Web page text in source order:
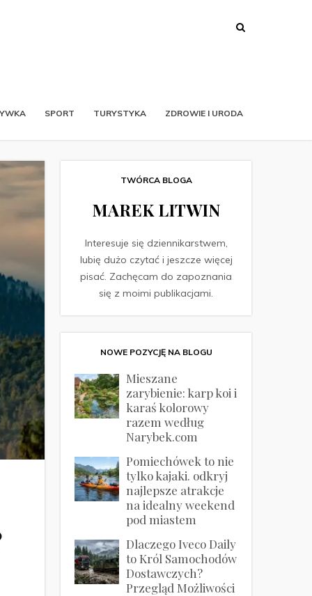
SPORT TURYSTYKA ZDROWIE I URODA
TWÓRCA BLOGA
MAREK LITWIN
Interesuje się dziennikarstwem,
lubię dużo czytać i jeszcze więcej
pisać. Zachęcam do zapoznania
się z moimi publikacjami.
NOWE POZYCJĘ NA BLOGU
Mieszane
zarybienie: karp koi i
karaś kolorowy
razem według
Narybek.com
Pomiechówek to nie
tylko kajaki. odkryj
najlepsze atrakcje
na idealny weekend
pod miastem
Dlaczego Iveco Daily
to Król Samochodów
Dostawczych?
Przegląd Możliwości